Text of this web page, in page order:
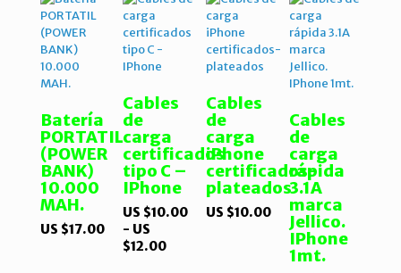
Batería
PORTATIL
(POWER
BANK)
10.000
MAH.
US $17.00
Cables
de
carga
certificados
tipo C –
IPhone
US $10.00
- US
$12.00Rango
Cables
de
carga
iPhone
certificados-
plateados
US $10.00
Cables
de
carga
rápida
3.1A
marca
Jellico.
IPhone
1mt.